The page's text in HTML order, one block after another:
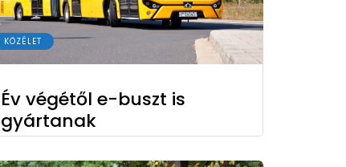
KÖZÉLET
Év végétől e-buszt is
gyártanak